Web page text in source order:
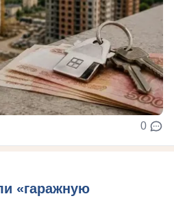
0
«гаражную